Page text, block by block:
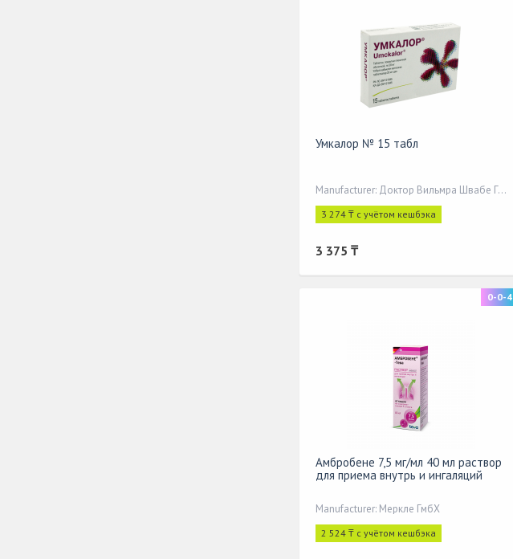
Умкалор № 15 табл
Manufacturer: Доктор Вильмра Швабе ГмбХ&Ко.КГ
3 274 ₸ с учётом кешбэка
3 375 ₸
0-0-4
Амбробене 7,5 мг/мл 40 мл раствор
для приема внутрь и ингаляций
Manufacturer: Меркле ГмбХ
2 524 ₸ с учётом кешбэка